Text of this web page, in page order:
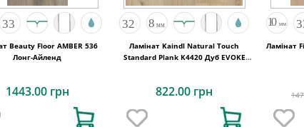
Beauty Floor AMBER 536
Лонг-Айленд
1443.00 грн
Ламінат Kaindl Natural Touch
Standard Plank K4420 Дуб EVOKE
822.00 грн
Ламінат Finsa 1AK Vanilla Eyre Oak